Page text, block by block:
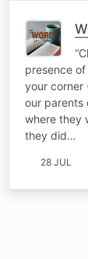
presence of
your corner
our parents
where they
they did…
28 JUL